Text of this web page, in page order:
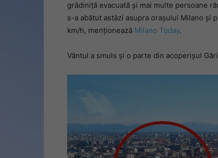
grădiniță evacuată și mai multe persoane
s-a abătut astăzi asupra orașului Milano și
km/h, menționează Milano Today.
Vântul a smuls și o parte din acoperișul